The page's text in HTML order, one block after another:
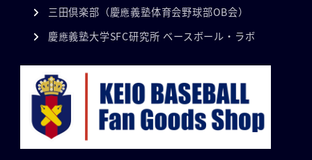
三田倶楽部（慶應義塾体育会野球部OB会）
慶應義塾大学SFC研究所 ベースボール・ラボ